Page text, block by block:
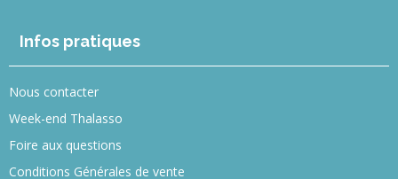
Infos pratiques
Nous contacter
Week-end Thalasso
Foire aux questions
Conditions Générales de vente